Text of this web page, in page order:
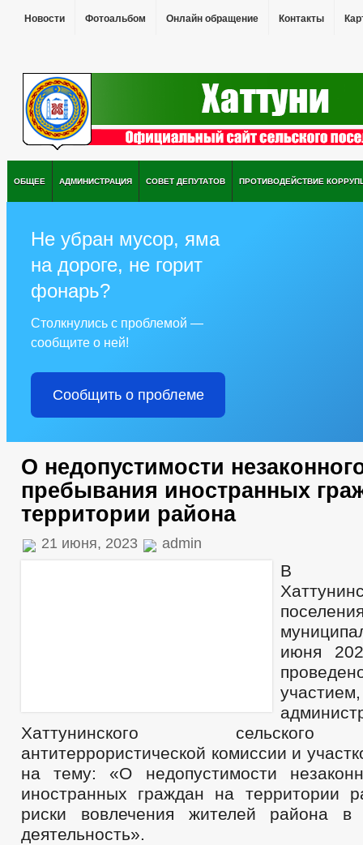
Новости Фотоальбом Онлайн обращение Контакты
ОБЩЕЕ АДМИНИСТРАЦИЯ СОВЕТ ДЕПУТАТОВ ПРОТИВОДЕЙСТВИЕ
Не убран мусор, яма
на дороге, не горит
фонарь?
Столкнулись с проблемой —
сообщите о ней!
Сообщить о проблеме
О недопустимости
пребывания иностранных
территории района
21 июня, 2023 admin
В
июня
Хаттунинского сельского
антитеррористической комиссии и
на тему: «О недопустимости
иностранных граждан на территории
риски вовлечения жителей района в
деятельность».